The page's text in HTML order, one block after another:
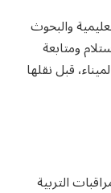
والبحوث
ومتابعة
قبل نقلها
التربية